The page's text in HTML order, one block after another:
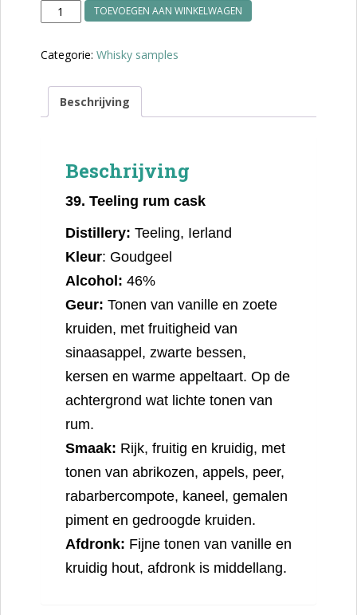
Sample
39.
rum
aantal
TOEVOEGEN AAN WINKELWAGEN
Categorie: Whisky samples
Beschrijving
Beschrijving
39. Teeling rum cask
Distillery: Teeling, Ierland
Kleur: Goudgeel
Alcohol: 46%
Geur: Tonen van vanille en zoete
kruiden, met fruitigheid van
sinaasappel, zwarte bessen,
kersen en warme appeltaart. Op de
achtergrond wat lichte tonen van
rum.
Smaak: Rijk, fruitig en kruidig, met
tonen van abrikozen, appels, peer,
rabarbercompote, kaneel, gemalen
piment en gedroogde kruiden.
Afdronk: Fijne tonen van vanille en
kruidig hout, afdronk is middellang.